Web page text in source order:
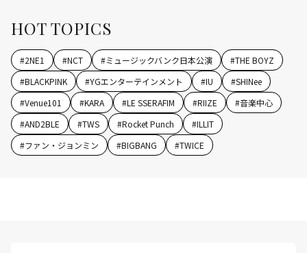
HOT TOPICS
#2NE1 #NCT #ミュージックバンク日本公演 #THE BOYZ
#BLACKPINK #YGエンターテインメント #IU #SHINee
#Venue101 #KARA #LE SSERAFIM #RIIZE #音楽中心
#AND2BLE #TWS #Rocket Punch #ILLIT
#ファン・ジョンミン #BIGBANG #TWICE